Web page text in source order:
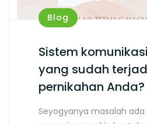
Blog
Sistem
yang sudah
pernikahan Anda?
Seyogyanya masalah